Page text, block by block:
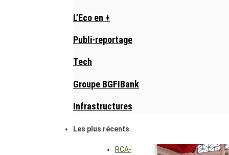
L’Eco en +
Publi-reportage
Tech
Groupe BGFIBank
Infrastructures
Les plus récents
RCA-